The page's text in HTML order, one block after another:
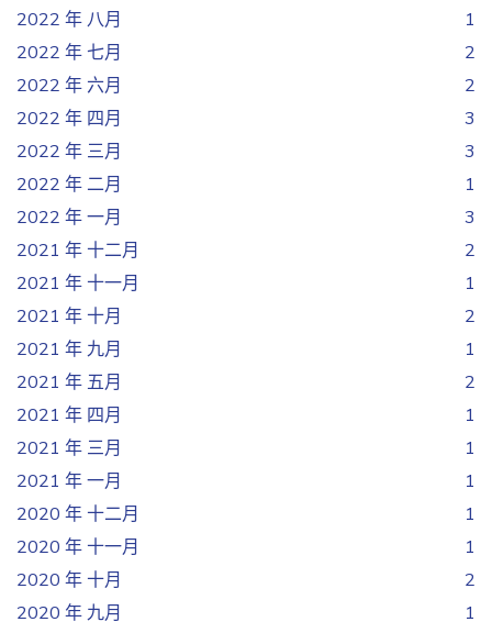
2022 年 八月
1
2022 年 七月
2
2022 年 六月
2
2022 年 四月
3
2022 年 三月
3
2022 年 二月
1
2022 年 一月
3
2021 年 十二月
2
2021 年 十一月
1
2021 年 十月
2
2021 年 九月
1
2021 年 五月
2
2021 年 四月
1
2021 年 三月
1
2021 年 一月
1
2020 年 十二月
1
2020 年 十一月
1
2020 年 十月
2
2020 年 九月
1